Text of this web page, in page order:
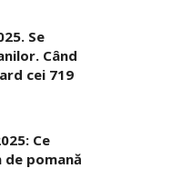
Se
Când
cei 719
Ce
pomană